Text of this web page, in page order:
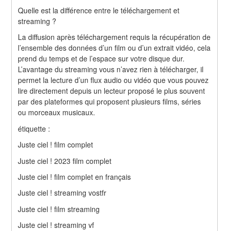
Quelle est la différence entre le téléchargement et
streaming ?
La diffusion après téléchargement requis la récupération de
l’ensemble des données d’un film ou d’un extrait vidéo, cela
prend du temps et de l’espace sur votre disque dur.
L’avantage du streaming vous n’avez rien à télécharger, il
permet la lecture d’un flux audio ou vidéo que vous pouvez
lire directement depuis un lecteur proposé le plus souvent
par des plateformes qui proposent plusieurs films, séries
ou morceaux musicaux.
étiquette :
Juste ciel ! film complet
Juste ciel ! 2023 film complet
Juste ciel ! film complet en français
Juste ciel ! streaming vostfr
Juste ciel ! film streaming
Juste ciel ! streaming vf